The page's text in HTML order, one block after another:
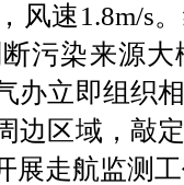
风速1.8m/s
污染来源
办立即组织
边区域，敲
展走航监测